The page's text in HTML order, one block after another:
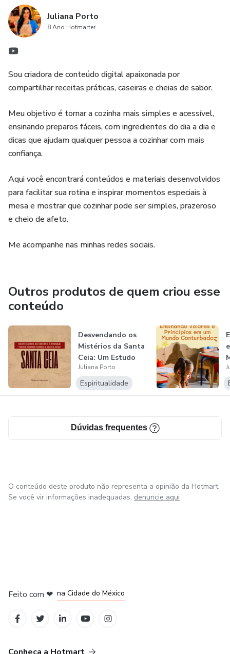
Juliana Porto
8 Ano Hotmarter
Sou criadora de conteúdo digital apaixonada por
compartilhar receitas práticas, caseiras e cheias de sabor.
Meu objetivo é tornar a cozinha mais simples e acessível,
ensinando preparos fáceis, com ingredientes do dia a dia e
dicas que ajudam qualquer pessoa a cozinhar com mais
confiança.
Aqui você encontrará conteúdos e materiais desenvolvidos
para facilitar sua rotina e inspirar momentos especiais à
mesa e mostrar que cozinhar pode ser simples, prazeroso
e cheio de afeto.
Me acompanhe nas minhas redes sociais.
Outros produtos de quem criou esse
conteúdo
Desvendando os
Mistérios da Santa
Ceia: Um Estudo
Abrangente...
Juliana Porto
Espiritualidade
Dúvidas frequentes
O conteúdo deste produto não representa a opinião da Hotmart.
Se você vir informações inadequadas, denuncie aqui
Feito com ❤ na Cidade do México